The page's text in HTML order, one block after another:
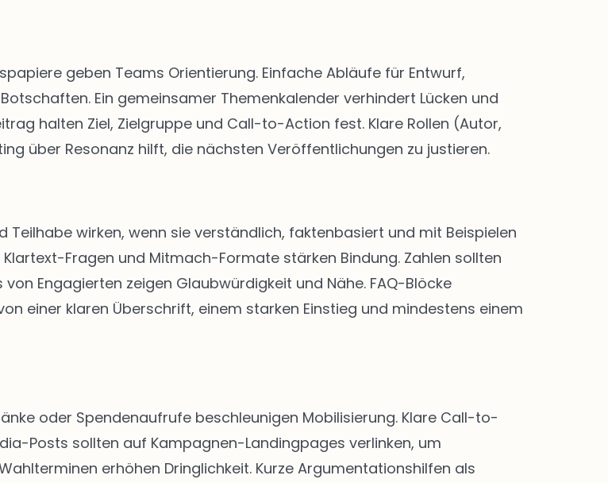
geben Teams Orientierung. Einfache Abläufe für Entwurf,
Ein gemeinsamer Themenkalender verhindert Lücken und
halten Ziel, Zielgruppe und Call-to-Action fest. Klare Rollen (Autor,
über Resonanz hilft, die nächsten Veröffentlichungen zu justieren.
wirken, wenn sie verständlich, faktenbasiert und mit Beispielen
Fragen und Mitmach-Formate stärken Bindung. Zahlen sollten
Engagierten zeigen Glaubwürdigkeit und Nähe. FAQ-Blöcke
einer klaren Überschrift, einem starken Einstieg und mindestens einem
oder Spendenaufrufe beschleunigen Mobilisierung. Klare Call-to-
Posts sollten auf Kampagnen-Landingpages verlinken, um
erhöhen Dringlichkeit. Kurze Argumentationshilfen als